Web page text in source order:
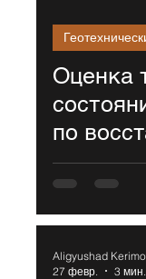
Оценка
по
объекта
(г.
Aligyushad
27 февр.
3